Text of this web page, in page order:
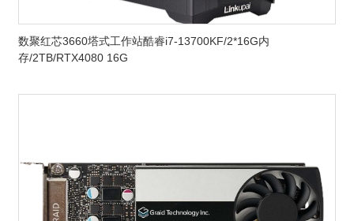
数聚红芯3660塔式工作站酷睿i7-13700KF/2*16G内
存/2TB/RTX4080 16G